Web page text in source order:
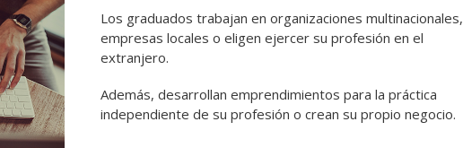
Los graduados trabajan en organizaciones multinacionales,
empresas locales o eligen ejercer su profesión en el
extranjero.
Además, desarrollan emprendimientos para la práctica
independiente de su profesión o crean su propio negocio.